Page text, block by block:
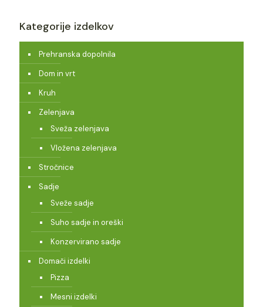
Kategorije izdelkov
Prehranska dopolnila
Dom in vrt
Kruh
Zelenjava
Sveža zelenjava
Vložena zelenjava
Stročnice
Sadje
Sveže sadje
Suho sadje in oreški
Konzervirano sadje
Domači izdelki
Pizza
Mesni izdelki